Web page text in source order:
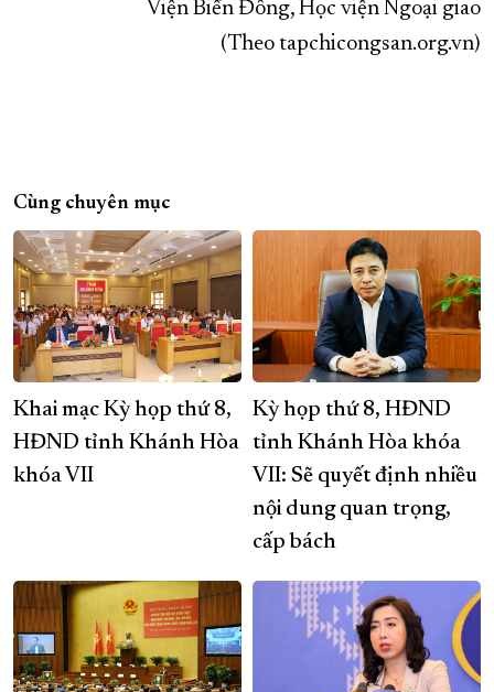
Viện Biển Đông, Học viện Ngoại giao
(Theo tapchicongsan.org.vn)
Cùng chuyên mục
Khai mạc Kỳ họp thứ 8,
HĐND tỉnh Khánh Hòa
khóa VII
Kỳ họp thứ 8, HĐND
tỉnh Khánh Hòa khóa
VII: Sẽ quyết định nhiều
nội dung quan trọng,
cấp bách